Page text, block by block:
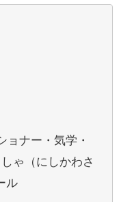
ナー・気学・
ゃ（にしかわさ
ル